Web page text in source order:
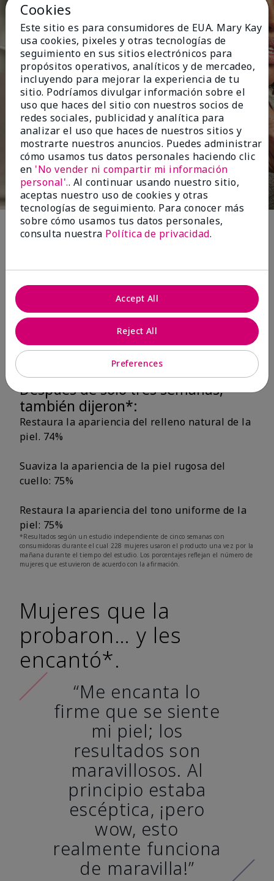
Durante un estudio independiente con
consumidoras, la mayoría de las mujeres
coincidieron que la piel se sintió hidratada y
reconfortada al instante, se recuperó la
elasticidad natural de la piel y mejoró el
aspecto del daño solar existente.
Después de solo tres semanas,
también dijeron*:
Restaura la apariencia del relleno natural de la
piel. 74%
Suaviza la apariencia de la piel rugosa del
cuello: 75%
Restaura la apariencia del tono uniforme de la
piel: 75%
*Resultados según un estudio independiente de cinco semanas con
consumidoras durante el cual 228 mujeres usaron el producto una vez por la
mañana durante el tiempo del estudio. Los porcentajes reflejan el número de
mujeres que estuvieron de acuerdo con la afirmación.
Mujeres que la
probaron… y les
encantó*.
“Me encanta lo
firme que se siente
mi piel; los
resultados son
maravillosos. Al
principio estaba
escéptica, ¡pero
wow, esto
realmente funciona
de maravilla!”
Cookies
Este sitio es para consumidores de EUA. Mary Kay
usa cookies, pixeles y otras tecnologías de
seguimiento en sus sitios electrónicos para
propósitos operativos, analíticos y de mercadeo,
incluyendo para mejorar la experiencia de tu
sitio. Podríamos divulgar información sobre el
uso que haces del sitio con nuestros socios de
redes sociales, publicidad y analítica para
analizar el uso que haces de nuestros sitios y
mostrarte nuestros anuncios. Puedes administrar
cómo usamos tus datos personales haciendo clic
en 'No vender ni compartir mi información
personal'.. Al continuar usando nuestro sitio,
aceptas nuestro uso de cookies y otras
tecnologías de seguimiento. Para conocer más
sobre cómo usamos tus datos personales,
consulta nuestra Política de privacidad.
Preferences
Reject All
Accept All